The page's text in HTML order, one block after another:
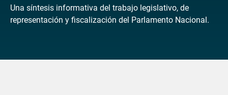
Una síntesis informativa del trabajo legislativo, de
representación y fiscalización del Parlamento Nacional.